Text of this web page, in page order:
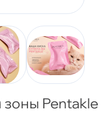
Pentakle